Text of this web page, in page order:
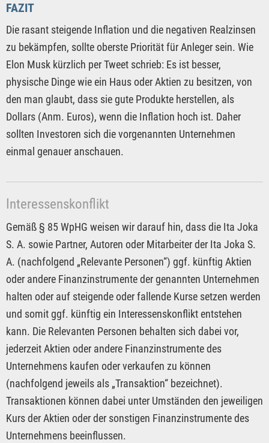
FAZIT
Die rasant steigende Inflation und die negativen Realzinsen
zu bekämpfen, sollte oberste Priorität für Anleger sein. Wie
Elon Musk kürzlich per Tweet schrieb: Es ist besser,
physische Dinge wie ein Haus oder Aktien zu besitzen, von
den man glaubt, dass sie gute Produkte herstellen, als
Dollars (Anm. Euros), wenn die Inflation hoch ist. Daher
sollten Investoren sich die vorgenannten Unternehmen
einmal genauer anschauen.
Interessenskonflikt
Gemäß § 85 WpHG weisen wir darauf hin, dass die Ita Joka
S. A. sowie Partner, Autoren oder Mitarbeiter der Ita Joka S.
A. (nachfolgend „Relevante Personen“) ggf. künftig Aktien
oder andere Finanzinstrumente der genannten Unternehmen
halten oder auf steigende oder fallende Kurse setzen werden
und somit ggf. künftig ein Interessenskonflikt entstehen
kann. Die Relevanten Personen behalten sich dabei vor,
jederzeit Aktien oder andere Finanzinstrumente des
Unternehmens kaufen oder verkaufen zu können
(nachfolgend jeweils als „Transaktion“ bezeichnet).
Transaktionen können dabei unter Umständen den jeweiligen
Kurs der Aktien oder der sonstigen Finanzinstrumente des
Unternehmens beeinflussen.